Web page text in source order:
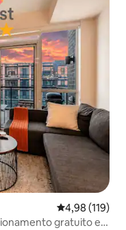
4,98 de uma
4,98 (119)
gratuito e